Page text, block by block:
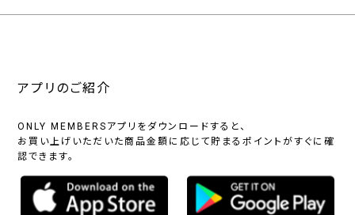
アプリのご紹介
ONLY MEMBERSアプリをダウンロードすると、
お買い上げいただいた商品金額に応じて貯まるポイントがすぐに確
認できます。